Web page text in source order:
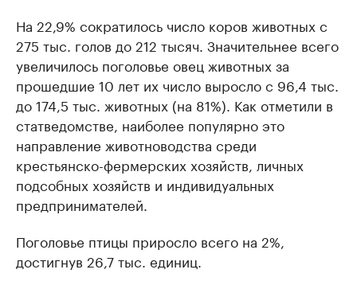
На 22,9% сократилось число коров животных с
275 тыс. голов до 212 тысяч. Значительнее всего
увеличилось поголовье овец животных за
прошедшие 10 лет их число выросло с 96,4 тыс.
до 174,5 тыс. животных (на 81%). Как отметили в
статведомстве, наиболее популярно это
направление животноводства среди
крестьянско-фермерских хозяйств, личных
подсобных хозяйств и индивидуальных
предпринимателей.
Поголовье птицы приросло всего на 2%,
достигнув 26,7 тыс. единиц.